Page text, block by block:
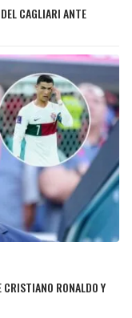
CAGLIARI ANTE
RONALDO Y